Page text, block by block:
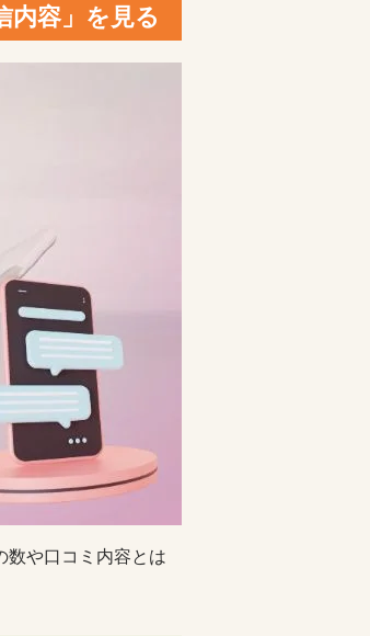
内容」を見る
数や口コミ内容とは